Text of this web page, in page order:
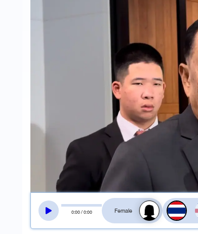
0:00/0:00
สลับเสียงอ่าน